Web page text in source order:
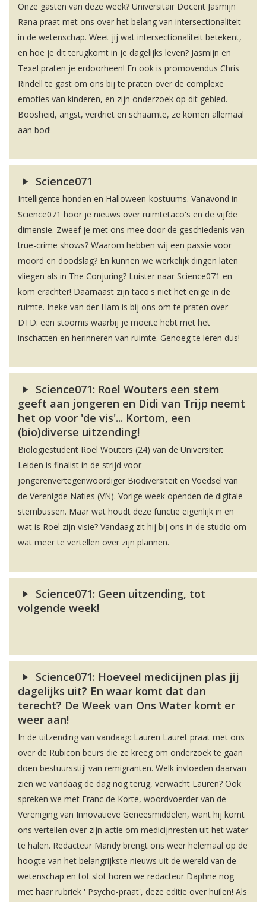
Onze gasten van deze week? Universitair Docent Jasmijn
Rana praat met ons over het belang van intersectionaliteit
in de wetenschap. Weet jij wat intersectionaliteit betekent,
en hoe je dit terugkomt in je dagelijks leven? Jasmijn en
Texel praten je erdoorheen! En ook is promovendus Chris
Rindell te gast om ons bij te praten over de complexe
emoties van kinderen, en zijn onderzoek op dit gebied.
Boosheid, angst, verdriet en schaamte, ze komen allemaal
aan bod!
Science071
Intelligente honden en Halloween-kostuums. Vanavond in
Science071 hoor je nieuws over ruimtetaco's en de vijfde
dimensie. Zweef je met ons mee door de geschiedenis van
true-crime shows? Waarom hebben wij een passie voor
moord en doodslag? En kunnen we werkelijk dingen laten
vliegen als in The Conjuring? Luister naar Science071 en
kom erachter! Daarnaast zijn taco's niet het enige in de
ruimte. Ineke van der Ham is bij ons om te praten over
DTD: een stoornis waarbij je moeite hebt met het
inschatten en herinneren van ruimte. Genoeg te leren dus!
Science071: Roel Wouters een stem
geeft aan jongeren en Didi van Trijp neemt
het op voor 'de vis'... Kortom, een
(bio)diverse uitzending!
Biologiestudent Roel Wouters (24) van de Universiteit
Leiden is finalist in de strijd voor
jongerenvertegenwoordiger Biodiversiteit en Voedsel van
de Verenigde Naties (VN). Vorige week openden de digitale
stembussen. Maar wat houdt deze functie eigenlijk in en
wat is Roel zijn visie? Vandaag zit hij bij ons in de studio om
wat meer te vertellen over zijn plannen.
Science071: Geen uitzending, tot
volgende week!
Science071: Hoeveel medicijnen plas jij
dagelijks uit? En waar komt dat dan
terecht? De Week van Ons Water komt er
weer aan!
In de uitzending van vandaag: Lauren Lauret praat met ons
over de Rubicon beurs die ze kreeg om onderzoek te gaan
doen bestuursstijl van remigranten. Welk invloeden daarvan
zien we vandaag de dag nog terug, verwacht Lauren? Ook
spreken we met Franc de Korte, woordvoerder van de
Vereniging van Innovatieve Geneesmiddelen, want hij komt
ons vertellen over zijn actie om medicijnresten uit het water
te halen. Redacteur Mandy brengt ons weer helemaal op de
hoogte van het belangrijkste nieuws uit de wereld van de
wetenschap en tot slot horen we redacteur Daphne nog
met haar rubriek ' Psycho-praat', deze editie over huilen! Als